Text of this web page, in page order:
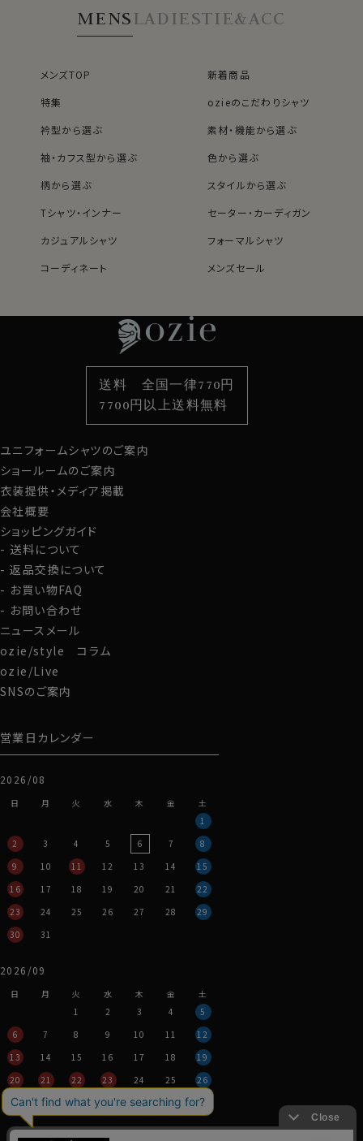
MENSLADIESTIE&ACC
メンズTOP
新着商品
特集
ozieのこだわりシャツ
衿型から選ぶ
素材・機能から選ぶ
袖・カフス型から選ぶ
色から選ぶ
柄から選ぶ
スタイルから選ぶ
Tシャツ・インナー
セーター・カーディガン
カジュアルシャツ
フォーマルシャツ
コーディネート
メンズセール
袖・カフス型から選ぶ
色から選ぶ
柄から選ぶ
スタイルから選ぶ
カジュアルシャツ
定番シャツ
カフスボタン
サスペンダー
財布・名刺入れ
バッグ
ストール・マフラー
グローブ
ユニフォームシャツのご案内
ショールームのご案内
衣装提供・メディア掲載
会社概要
ショッピングガイド
送料について
返品交換について
お買い物FAQ
お問い合わせ
ニュースメール
ozie/style コラム
ozie/Live
SNSのご案内
営業日カレンダー
2026/08
日 月 火 水 木 金
土
1
2
3 4 5 6 7
8
9
10 11 12 13 14
15
16
17 18 19 20 21
22
23
24 25 26 27 28
29
30
31
2026/09
日 月 火 水 木 金
土
1
2 3 4
5
6
7 8 9 10 11
12
13
14 15 16 17 18
19
20
21 22 23 24 25
26
27
28 29 30
送料 全国一律770円
7700円以上送料無料
営業時間：平日11時～17時